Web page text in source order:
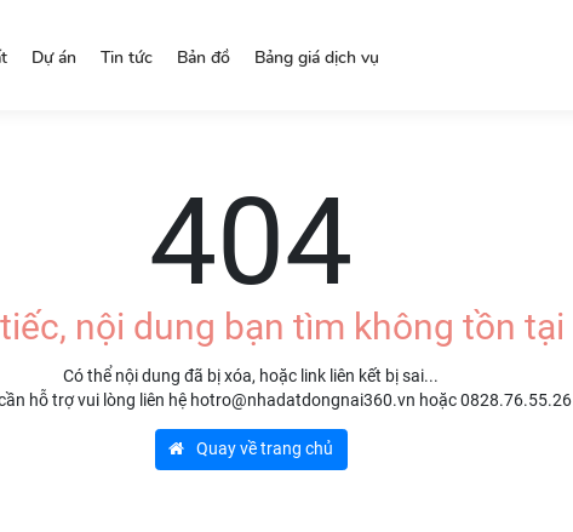
Dự án Tin tức Bản đồ Bảng giá dịch vụ
404
nội dung bạn tìm không tồn tại
Có thể nội dung đã bị xóa, hoặc link liên kết bị sai...
hỗ trợ vui lòng liên hệ hotro@nhadatdongnai360.vn hoặc 0828.76.55.26
Quay về trang chủ